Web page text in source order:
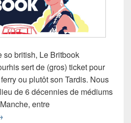
so british, Le Britbook
sert de (gros) ticket pour
ou plutôt son Tardis. Nous
de 6 décennies de médiums
entre
livre documentaire Le